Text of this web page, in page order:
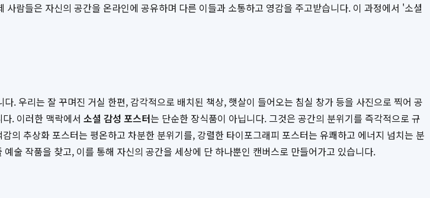
람들은 자신의 공간을 온라인에 공유하며 다른 이들과 소통하고 영감을 주고받습니다. 이 과정에서 '소셜
. 우리는 잘 꾸며진 거실 한편, 감각적으로 배치된 책상, 햇살이 들어오는 침실 창가 등을 사진으로 찍어 공
. 이러한 맥락에서 소셜 감성 포스터는 단순한 장식품이 아닙니다. 그것은 공간의 분위기를 즉각적으로 규
추상화 포스터는 평온하고 차분한 분위기를, 강렬한 타이포그래피 포스터는 유쾌하고 에너지 넘치는 분
술 작품을 찾고, 이를 통해 자신의 공간을 세상에 단 하나뿐인 캔버스로 만들어가고 있습니다.